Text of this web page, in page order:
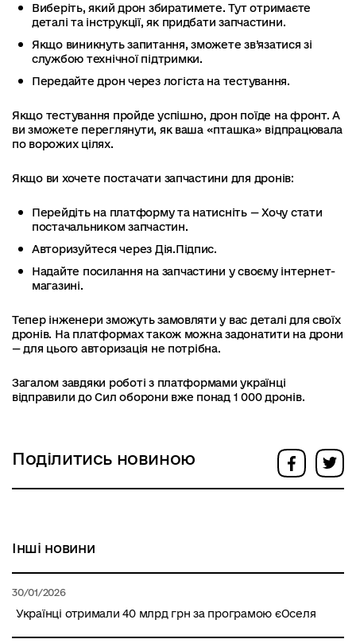
Виберіть, який дрон збиратимете. Тут отримаєте
деталі та інструкції, як придбати запчастини.
Якщо виникнуть запитання, зможете зв’язатися зі
службою технічної підтримки.
Передайте дрон через логіста на тестування.
Якщо тестування пройде успішно, дрон поїде на фронт. А
ви зможете переглянути, як ваша «пташка» відпрацювала
по ворожих цілях.
Якщо ви хочете постачати запчастини для дронів:
Перейдіть на платформу та натисніть — Хочу стати
постачальником запчастин.
Авторизуйтеся через Дія.Підпис.
Надайте посилання на запчастини у своєму інтернет-
магазині.
Тепер інженери зможуть замовляти у вас деталі для своїх
дронів. На платформах також можна задонатити на дрони
— для цього авторизація не потрібна.
Загалом завдяки роботі з платформами українці
відправили до Сил оборони вже понад 1 000 дронів.
Поділитись новиною
Інші новини
30/01/2026
Українці отримали 40 млрд грн за програмою єОселя